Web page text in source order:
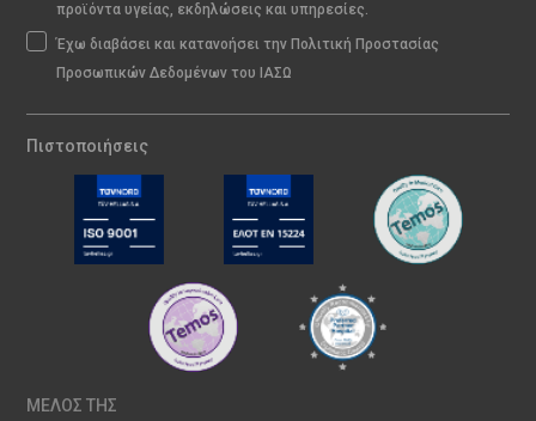
προϊόντα υγείας, εκδηλώσεις και υπηρεσίες.
Έχω διαβάσει και κατανοήσει την Πολιτική Προστασίας
Προσωπικών Δεδομένων του ΙΑΣΩ
Πιστοποιήσεις
ΜΕΛΟΣ ΤΗΣ